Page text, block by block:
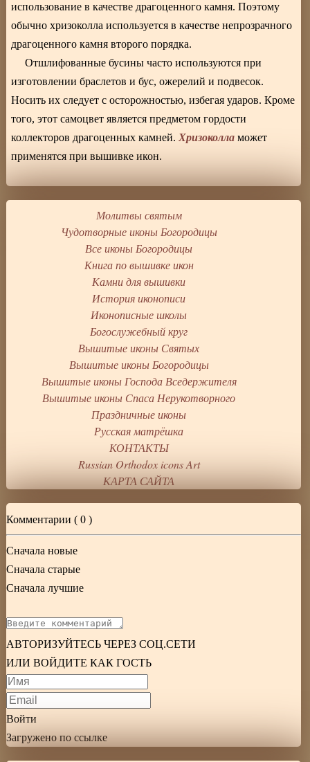
использование в качестве драгоценного камня. Поэтому
обычно хризоколла используется в качестве непрозрачного
драгоценного камня второго порядка.
Отшлифованные бусины часто используются при
изготовлении браслетов и бус, ожерелий и подвесок.
Носить их следует с осторожностью, избегая ударов. Кроме
того, этот самоцвет является предметом гордости
коллекторов драгоценных камней. Хризоколла может
применятся при вышивке икон.
Комментарии (0 )
Сначала новые
Сначала старые
Сначала лучшие
АВТОРИЗУЙТЕСЬ ЧЕРЕЗ СОЦ.СЕТИ
ИЛИ ВОЙДИТЕ КАК ГОСТЬ
Войти
Загружено по ссылке
Молитвы святым
Чудотворные иконы Богородицы
Все иконы Богородицы
Книга по вышивке икон
Камни для вышивки
История иконописи
Иконописные школы
Богослужебный круг
Вышитые иконы Святых
Вышитые иконы Богородицы
Вышитые иконы Господа Вседержителя
Вышитые иконы Спаса Нерукотворного
Праздничные иконы
Русская матрёшка
КОНТАКТЫ
Russian Orthodox icons Art
КАРТА САЙТА